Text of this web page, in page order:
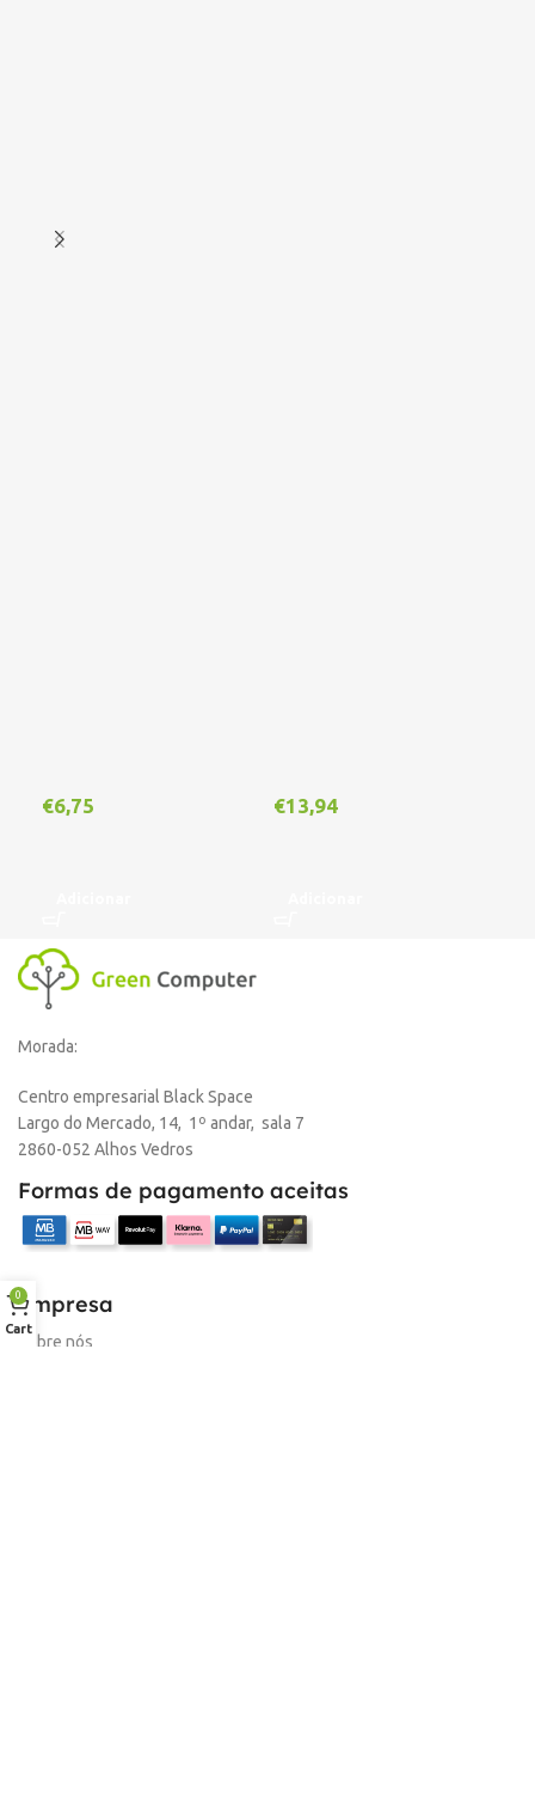
€6,75 €13,94
Morada:
Centro empresarial Black Space
Largo do Mercado, 14, 1º andar, sala 7
2860-052 Alhos Vedros
Formas de pagamento aceitas
Empresa
Sobre nós
0
Cart